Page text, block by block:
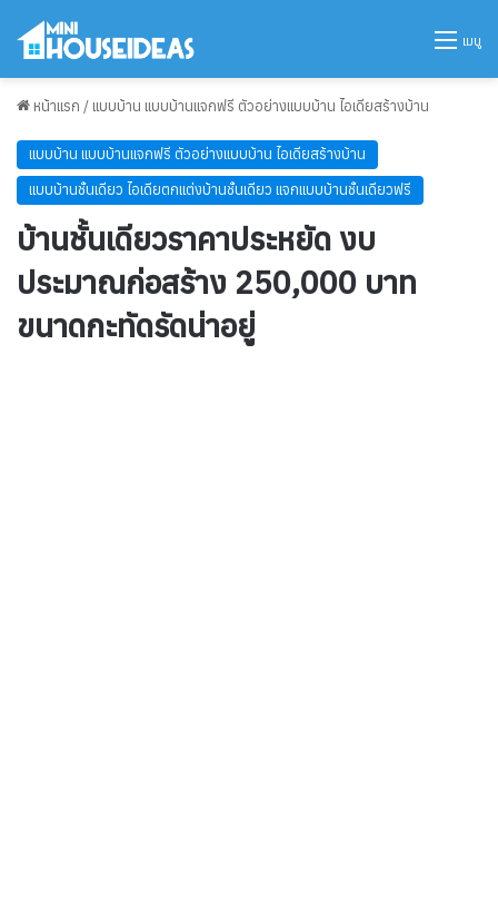
เมนู
หน้าแรก / แบบบ้าน แบบบ้านแจกฟรี ตัวอย่างแบบบ้าน ไอเดียสร้างบ้าน
แบบบ้าน แบบบ้านแจกฟรี ตัวอย่างแบบบ้าน ไอเดียสร้างบ้าน
แบบบ้านชั้นเดียว ไอเดียตกแต่งบ้านชั้นเดียว แจกแบบบ้านชั้นเดียวฟรี
บ้านชั้นเดียวราคาประหยัด งบ
ประมาณก่อสร้าง 250,000 บาท
ขนาดกะทัดรัดน่าอยู่